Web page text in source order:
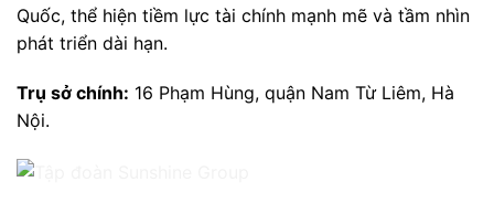
Quốc, thể hiện tiềm lực tài chính mạnh mẽ và tầm nhìn
phát triển dài hạn.
Trụ sở chính: 16 Phạm Hùng, quận Nam Từ Liêm, Hà
Nội.